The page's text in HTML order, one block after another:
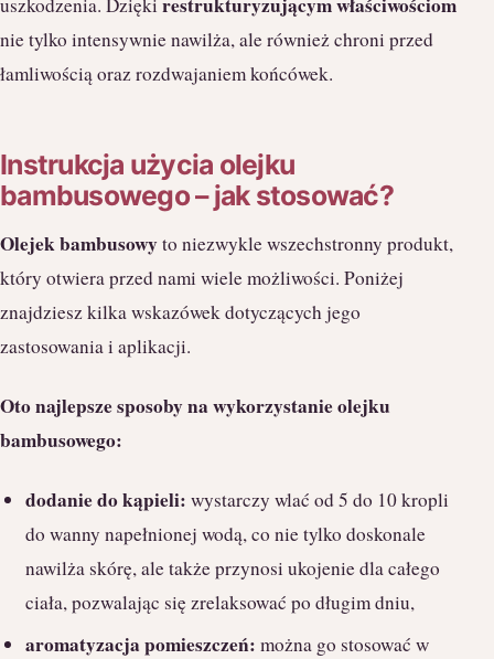
nie tylko intensywnie nawilża, ale również chroni przed
łamliwością oraz rozdwajaniem końcówek.
Instrukcja użycia olejku
bambusowego – jak stosować?
Olejek bambusowyto niezwykle wszechstronny produkt,
który otwiera przed nami wiele możliwości. Poniżej
znajdziesz kilka wskazówek dotyczących jego
zastosowania i aplikacji.
Oto najlepsze sposoby na wykorzystanie olejku
bambusowego:
dodanie do kąpieli: wystarczy wlać od 5 do 10 kropli
do wanny napełnionej wodą, co nie tylko doskonale
nawilża skórę, ale także przynosi ukojenie dla całego
ciała, pozwalając się zrelaksować po długim dniu,
aromatyzacja pomieszczeń: można go stosować w